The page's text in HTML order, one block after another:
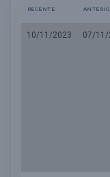
RECENTE
10/11/2023
07/11/